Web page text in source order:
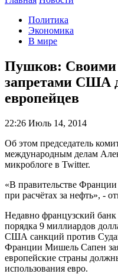
Политика
Экономика
В мире
Пушков: Своими
запретами США
европейцев
22:26 Июль 14, 2014
Об этом председатель
международным делам
микроблоге в Twitter.
«В правительстве Франции
при расчётах за нефть», -
Недавно французский
порядка 9 миллиардов
США санкций против
Франции Мишель Сапен
европейские страны
использования евро.